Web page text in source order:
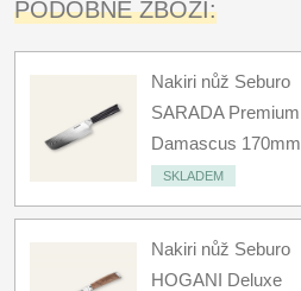
PODOBNÉ ZBOŽÍ:
Nakiri nůž Seburo
SARADA Premium
Damascus 170mm
SKLADEM
Nakiri nůž Seburo
HOGANI Deluxe